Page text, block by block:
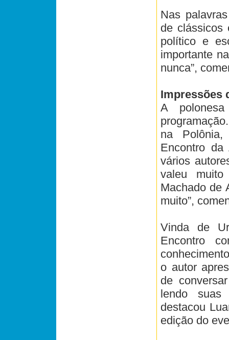
Nas
de clássicos
político e
importante
nunca”,
Impressões
A
na
Encontro
vários
valeu
Machado de
muito”,
Vinda de
Encontro
o autor
de
lendo suas
destacou
edição do